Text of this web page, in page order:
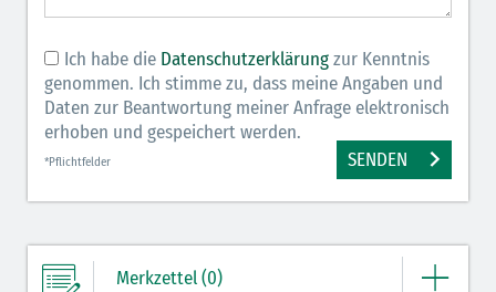
Ich habe die Datenschutzerklärungzur Kenntnis
genommen. Ich stimme zu, dass meine Angaben und
Daten zur Beantwortung meiner Anfrage elektronisch
erhoben und gespeichert werden.
*Pflichtfelder SENDEN
Merkzettel (0)